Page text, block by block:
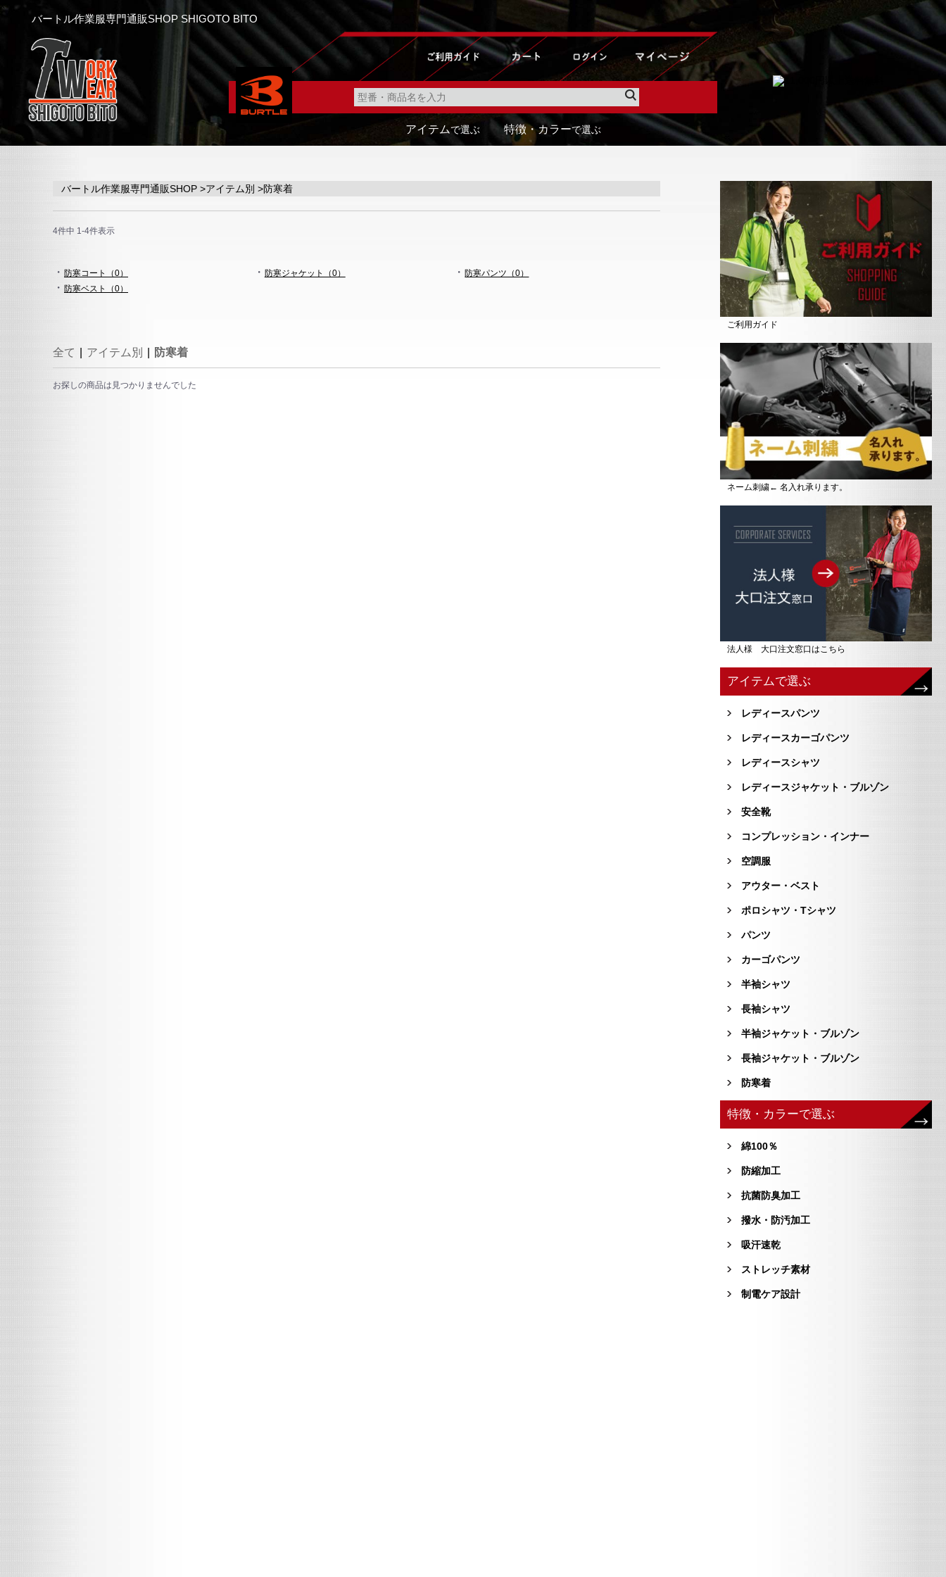
x
バートル作業服専門通販SHOP SHIGOTO BITO
アイテムで選ぶ 特徴・カラーで選ぶ
バートル作業服専門通販SHOP >アイテム別 >防寒着
4件中 1-4件表示
・ 防寒コート（0） ・ 防寒ジャケット（0） ・防寒パンツ（0）
・ 防寒ベスト（0）
全て アイテム別 防寒着
お探しの商品は見つかりませんでした
ご利用ガイド
ネーム刺繍← 名入れ承ります。
法人様 大口注文窓口はこちら
アイテムで選ぶ
レディースパンツ
レディースカーゴパンツ
レディースシャツ
レディースジャケット・ブルゾン
安全靴
コンプレッション・インナー
空調服
アウター・ベスト
ポロシャツ・Tシャツ
パンツ
カーゴパンツ
半袖シャツ
長袖シャツ
半袖ジャケット・ブルゾン
長袖ジャケット・ブルゾン
防寒着
特徴・カラーで選ぶ
綿100％
防縮加工
抗菌防臭加工
撥水・防汚加工
吸汗速乾
ストレッチ素材
制電ケア設計